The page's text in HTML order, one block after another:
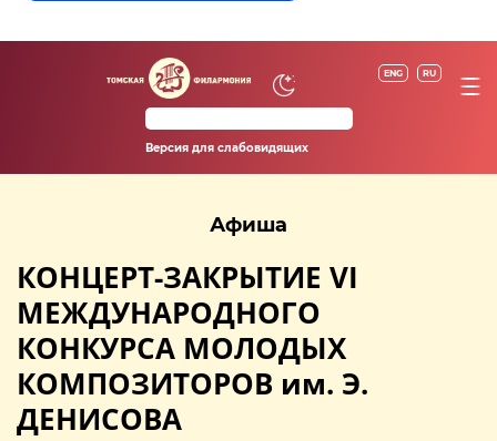
ENG RU
Версия для слабовидящих
Афиша
КОНЦЕРТ-ЗАКРЫТИЕ VI
МЕЖДУНАРОДНОГО
КОНКУРСА МОЛОДЫХ
КОМПОЗИТОРОВ им. Э.
ДЕНИСОВА